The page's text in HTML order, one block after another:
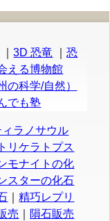
｜3D 恐竜 ｜恐
える博物館
の科学/自然）
でも塾
ィラノサウル
トリケラトプス
モナイトの化
スターの化石
｜精巧レプリ
売
隕石販売